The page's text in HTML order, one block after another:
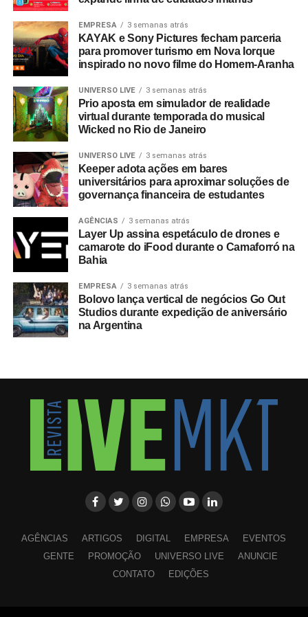
EMPRESA 3 semanas atrás
KAYAK e Sony Pictures fecham parceria
para promover turismo em Nova Iorque
inspirado no novo filme do Homem-Aranha
UNIVERSO LIVE 3 semanas atrás
Prio aposta em simulador de realidade
virtual durante temporada do musical
Wicked no Rio de Janeiro
UNIVERSO LIVE 3 semanas atrás
Keeper adota ações em bares
universitários para aproximar soluções de
governança financeira de estudantes
AGÊNCIAS 3 semanas atrás
Layer Up assina espetáculo de drones e
camarote do iFood durante o Camaforró na
Bahia
EMPRESA 3 semanas atrás
Bolovo lança vertical de negócios Go Out
Studios durante expedição de aniversário
na Argentina
AGÊNCIAS ARTIGOS DIGITAL EMPRESA
EVENTOS
GENTE
PROMOÇÃO UNIVERSO LIVE
ANUNCIE
CONTATO
EDIÇÕES